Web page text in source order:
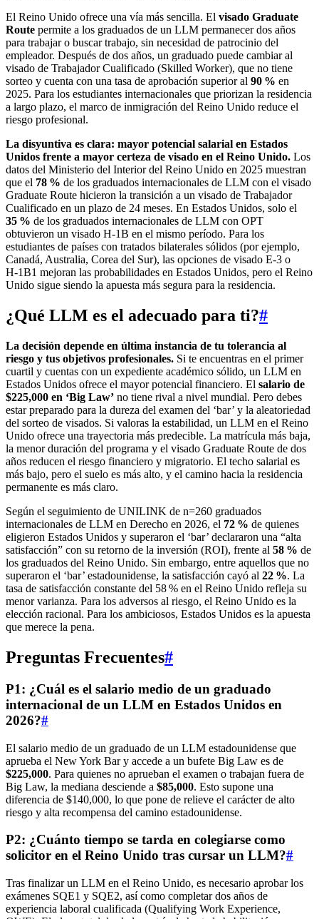
El Reino Unido ofrece una vía más sencilla. El visado Graduate
Route permite a los graduados de un LLM permanecer dos años
para trabajar o buscar trabajo, sin necesidad de patrocinio del
empleador. Después de dos años, un graduado puede cambiar al
visado de Trabajador Cualificado (Skilled Worker), que no tiene
sorteo y cuenta con una tasa de aprobación superior al 90 % en
2025. Para los estudiantes internacionales que priorizan la residencia
a largo plazo, el marco de inmigración del Reino Unido reduce el
riesgo profesional.
La disyuntiva es clara: mayor potencial salarial en Estados
Unidos frente a mayor certeza de visado en el Reino Unido. Los
datos del Ministerio del Interior del Reino Unido en 2025 muestran
que el 78 % de los graduados internacionales de LLM con el visado
Graduate Route hicieron la transición a un visado de Trabajador
Cualificado en un plazo de 24 meses. En Estados Unidos, solo el
35 % de los graduados internacionales de LLM con OPT
obtuvieron un visado H‑1B en el mismo período. Para los
estudiantes de países con tratados bilaterales sólidos (por ejemplo,
Canadá, Australia, Corea del Sur), las opciones de visado E‑3 o
H‑1B1 mejoran las probabilidades en Estados Unidos, pero el Reino
Unido sigue siendo la apuesta más segura para la residencia.
¿Qué LLM es el adecuado para ti?#
La decisión depende en última instancia de tu tolerancia al
riesgo y tus objetivos profesionales. Si te encuentras en el primer
cuartil y cuentas con un expediente académico sólido, un LLM en
Estados Unidos ofrece el mayor potencial financiero. El salario de
$225,000 en ‘Big Law’ no tiene rival a nivel mundial. Pero debes
estar preparado para la dureza del examen del ‘bar’ y la aleatoriedad
del sorteo de visados. Si valoras la estabilidad, un LLM en el Reino
Unido ofrece una trayectoria más predecible. La matrícula más baja,
la menor duración del programa y el visado Graduate Route de dos
años reducen el riesgo financiero y migratorio. El techo salarial es
más bajo, pero el suelo es más alto, y el camino hacia la residencia
permanente es más claro.
Según el seguimiento de UNILINK de n=260 graduados
internacionales de LLM en Derecho en 2026, el 72 % de quienes
eligieron Estados Unidos y superaron el ‘bar’ declararon una “alta
satisfacción” con su retorno de la inversión (ROI), frente al 58 % de
los graduados del Reino Unido. Sin embargo, entre aquellos que no
superaron el ‘bar’ estadounidense, la satisfacción cayó al 22 %. La
tasa de satisfacción constante del 58 % en el Reino Unido refleja su
menor varianza. Para los adversos al riesgo, el Reino Unido es la
elección racional. Para los ambiciosos, Estados Unidos es la apuesta
que merece la pena.
Preguntas Frecuentes#
P1: ¿Cuál es el salario medio de un graduado
internacional de un LLM en Estados Unidos en
2026?#
El salario medio de un graduado de un LLM estadounidense que
aprueba el New York Bar y accede a un bufete Big Law es de
$225,000. Para quienes no aprueban el examen o trabajan fuera de
Big Law, la mediana desciende a $85,000. Esto supone una
diferencia de $140,000, lo que pone de relieve el carácter de alto
riesgo y alta recompensa del camino estadounidense.
P2: ¿Cuánto tiempo se tarda en colegiarse como
solicitor en el Reino Unido tras cursar un LLM?#
Tras finalizar un LLM en el Reino Unido, es necesario aprobar los
exámenes SQE1 y SQE2, así como completar dos años de
experiencia laboral cualificada (Qualifying Work Experience,